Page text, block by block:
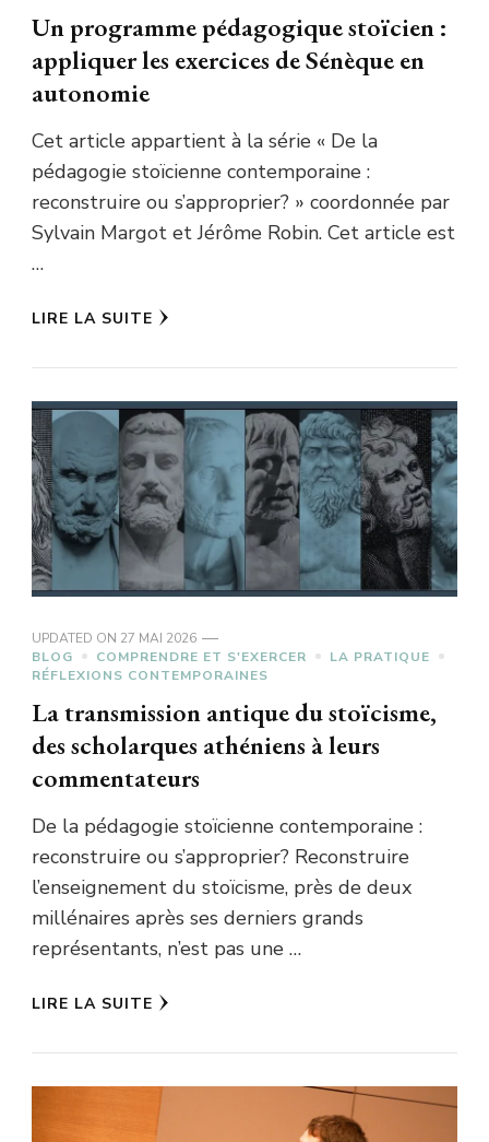
Un programme pédagogique stoïcien :
appliquer les exercices de Sénèque en
autonomie
Cet article appartient à la série « De la
pédagogie stoïcienne contemporaine :
reconstruire ou s’approprier? » coordonnée par
Sylvain Margot et Jérôme Robin. Cet article est
…
LIRE LA SUITE
UPDATED ON 27 MAI 2026
BLOG
COMPRENDRE ET S'EXERCER
LA PRATIQUE
RÉFLEXIONS CONTEMPORAINES
La transmission antique du stoïcisme,
des scholarques athéniens à leurs
commentateurs
De la pédagogie stoïcienne contemporaine :
reconstruire ou s’approprier? Reconstruire
l’enseignement du stoïcisme, près de deux
millénaires après ses derniers grands
représentants, n’est pas une …
LIRE LA SUITE